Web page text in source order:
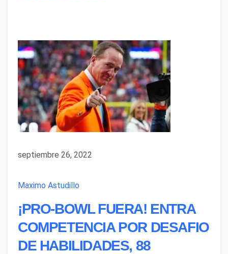
septiembre 26, 2022
Maximo Astudillo
¡PRO-BOWL FUERA! ENTRA
COMPETENCIA POR DESAFIO
DE HABILIDADES, 88